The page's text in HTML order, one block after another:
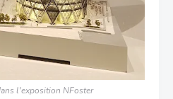
l'exposition NFoster